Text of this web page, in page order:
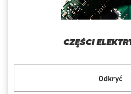
CZĘŚCI
Odkryć